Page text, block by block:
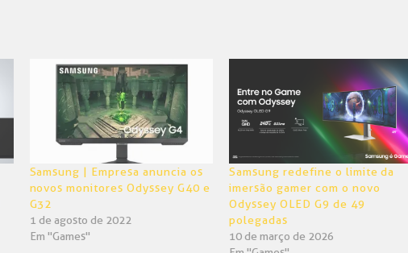
Samsung | Empresa anuncia os
novos monitores Odyssey G40 e
G32
1 de agosto de 2022
Em "Games"
Samsung redefine o limite da
imersão gamer com o novo
Odyssey OLED G9 de 49
polegadas
10 de março de 2026